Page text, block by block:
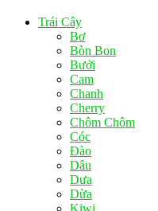
Trái Cây
Bơ
Bòn Bon
Bưởi
Cam
Chanh
Cherry
Chôm Chôm
Cóc
Đào
Dâu
Dưa
Dừa